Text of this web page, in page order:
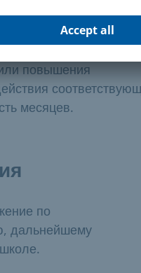
повышения
месяцев.
по
дальнейшему